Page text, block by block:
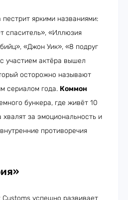
яркими названиями:
спаситель», «Иллюзия
«Джон Уик», «8 подруг
участием актёра вышел
осторожно называют
сериалом года. Коммон
бункера, где живёт 10
хвалят за эмоциональность и
противоречия
Customs успешно развивает